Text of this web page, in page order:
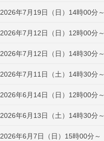
2026年7月19日（日）14時00分～
2026年7月12日（日）12時00分～
2026年7月12日（日）14時30分～
2026年7月11日（土）14時30分～
2026年6月14日（日）12時00分～
2026年6月13日（土）14時30分～
2026年6月7日（日）15時00分～